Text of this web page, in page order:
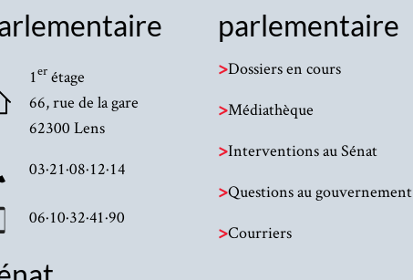
1er étage
66, rue de la gare
62300 Lens
03·21·08·12·14
06·10·32·41·90
parlementaire
>Dossiers en cours
>Médiathèque
>Interventions au Sénat
>Questions au gouvernement
>Courriers